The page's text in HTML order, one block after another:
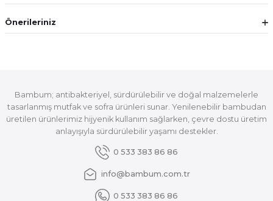
Önerileriniz
Bambum; antibakteriyel, sürdürülebilir ve doğal malzemelerle
tasarlanmış mutfak ve sofra ürünleri sunar. Yenilenebilir bambudan
üretilen ürünlerimiz hijyenik kullanım sağlarken, çevre dostu üretim
anlayışıyla sürdürülebilir yaşamı destekler.
0 533 383 86 86
info@bambum.com.tr
0 533 383 86 86